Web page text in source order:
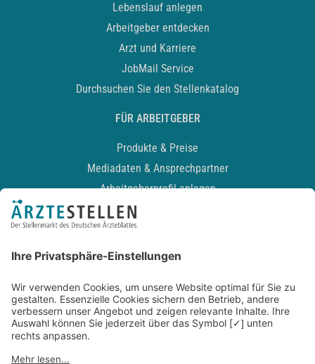
Lebenslauf anlegen
Arbeitgeber entdecken
Arzt und Karriere
JobMail Service
Durchsuchen Sie den Stellenkatalog
FÜR ARBEITGEBER
Produkte & Preise
Mediadaten & Ansprechpartner
Arbeitgeberprofil anlegen
Recruiting-Podcast
Kontakt
Datenschutz
Newsletter